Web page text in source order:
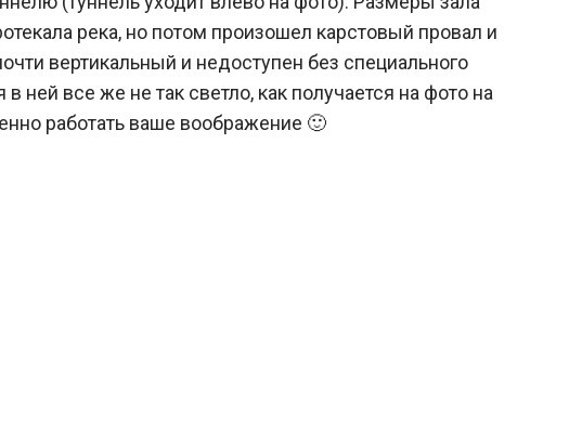
река, но потом произошел карстовый провал и
вертикальный и недоступен без специального
все же не так светло, как получается на фото на
работать ваше воображение 🙂